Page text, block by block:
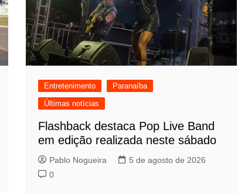
Entretenimento
Paranaíba
Últimas notícias
Flashback destaca Pop Live Band
em edição realizada neste sábado
Pablo Nogueira
5 de agosto de 2026
0